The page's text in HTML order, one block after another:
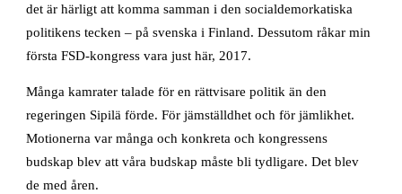
det är härligt att komma samman i den socialdemorkatiska
politikens tecken – på svenska i Finland. Dessutom råkar min
första FSD-kongress vara just här, 2017.
Många kamrater talade för en rättvisare politik än den
regeringen Sipilä förde. För jämställdhet och för jämlikhet.
Motionerna var många och konkreta och kongressens
budskap blev att våra budskap måste bli tydligare. Det blev
de med åren.